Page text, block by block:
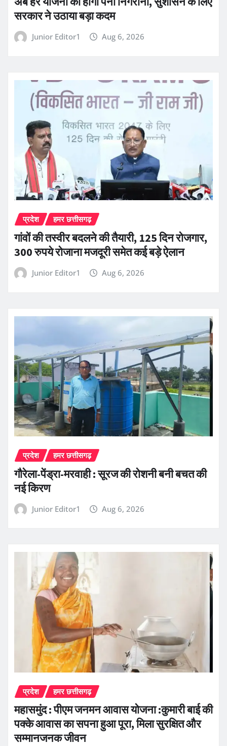
सरकार ने उठाया बड़ा कदम
Junior Editor1 Aug 6, 2026
प्रदेश हमर छत्तीसगढ़
गांवों की तस्वीर बदलने की तैयारी, 125 दिन रोजगार,
300 रुपये रोजाना मजदूरी समेत कई बड़े ऐलान
Junior Editor1 Aug 6, 2026
प्रदेश हमर छत्तीसगढ़
गौरेला-पेंड्रा-मरवाही : सूरज की रोशनी बनी बचत की
नई किरण
Junior Editor1 Aug 6, 2026
प्रदेश हमर छत्तीसगढ़
महासमुंद : पीएम जनमन आवास योजना :कुमारी बाई की
पक्के आवास का सपना हुआ पूरा, मिला सुरक्षित और
सम्मानजनक जीवन